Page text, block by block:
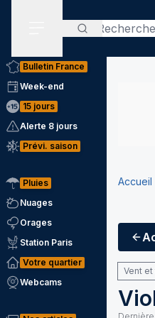
Rechercher
Bulletin France
Week-end
15 jours
Alerte 8 jours
Prévi. saison
Pluies
Nuages
Orages
Station Paris
Votre quartier
Webcams
Accueil
Vent